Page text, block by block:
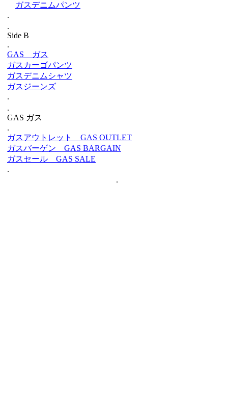
ガスデニムパンツ
.
.
Side B
.
GAS ガス
ガスカーゴパンツ
ガスデニムシャツ
ガスジーンズ
.
.
GAS ガス
.
ガスアウトレット GAS OUTLET
ガスバーゲン GAS BARGAIN
ガスセール GAS SALE
.
.